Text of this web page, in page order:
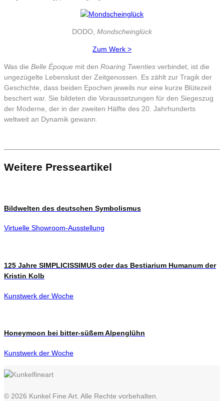
DODO, Mondscheinglück
Zum Werk >
Was die Belle Époque mit den Roaring Twenties verbindet, ist die
ungezügelte Lebenslust der Zeitgenossen. Es zählt zur Tragik der
Geschichte, dass beiden Epochen jeweils nur eine kurze Blütezeit
beschert war. Sie bildeten die Voraussetzungen für den Siegeszug
der Moderne, der in der zweiten Hälfte des 20. Jahrhunderts
weltweit an Dynamik gewann.
Weitere Presseartikel
Bildwelten des deutschen Symbolismus
Virtuelle Showroom-Ausstellung
125 Jahre SIMPLICISSIMUS oder das Bestiarium Humanum der
Kristin Kolb
Kunstwerk der Woche
Honeymoon bei bitter-süßem Alpenglühn
Kunstwerk der Woche
© 2026 Kunkel Fine Art. Alle Rechte vorbehalten.